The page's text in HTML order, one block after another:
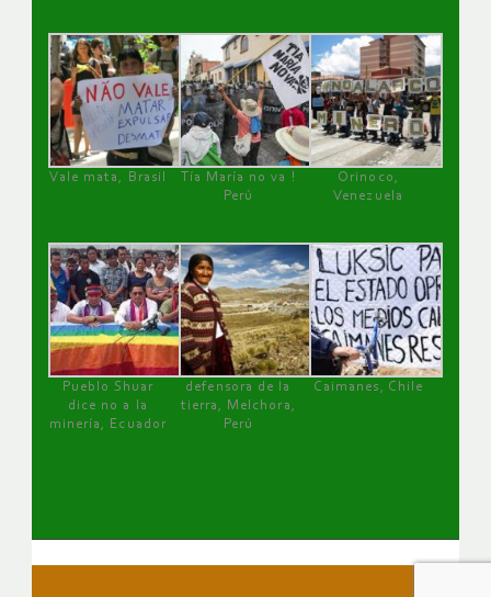
Vale mata, Brasil
Tía María no va !
Perú
Orinoco,
Venezuela
Pueblo Shuar
dice no a la
minería, Ecuador
defensora de la
tierra, Melchora,
Perú
Caimanes, Chile